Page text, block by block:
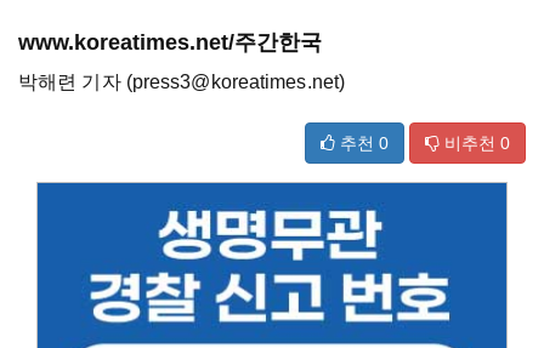
www.koreatimes.net/주간한국
박해련 기자 (press3@koreatimes.net)
추천 0 비추천 0